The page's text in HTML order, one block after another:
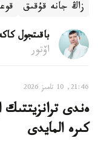
زاڭ جانە قۇقىق
باقىتجول
اۆتور
21:46, 10 تامىز 2026
ەندى ترانزيتتىك
كىرە المايدى